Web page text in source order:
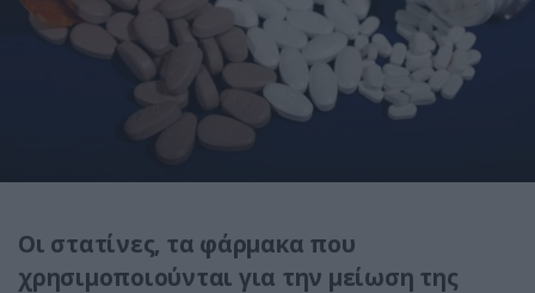
Οι στατίνες, τα φάρμακα που
χρησιμοποιούνται για την μείωση της